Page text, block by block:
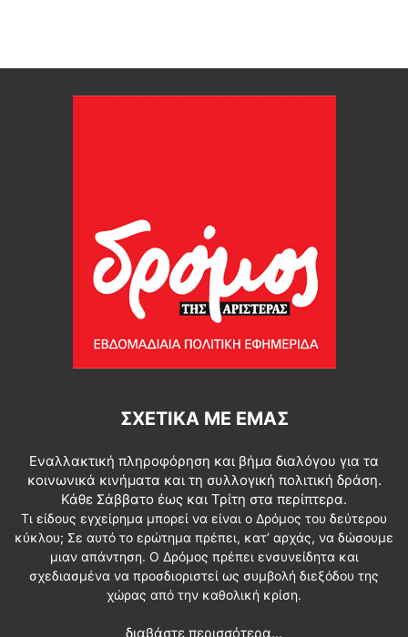
ΣΧΕΤΙΚΆ ΜΕ ΕΜΆΣ
Εναλλακτική πληροφόρηση και βήμα διαλόγου για τα
κοινωνικά κινήματα και τη συλλογική πολιτική δράση.
Κάθε Σάββατο έως και Τρίτη στα περίπτερα.
Τι είδους εγχείρημα μπορεί να είναι ο Δρόμος του δεύτερου
κύκλου; Σε αυτό το ερώτημα πρέπει, κατ’ αρχάς, να δώσουμε
μιαν απάντηση. Ο Δρόμος πρέπει ενσυνείδητα και
σχεδιασμένα να προσδιοριστεί ως συμβολή διεξόδου της
χώρας από την καθολική κρίση.
διαβάστε περισσότερα...